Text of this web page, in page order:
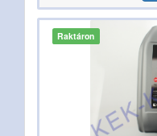
Raktáron